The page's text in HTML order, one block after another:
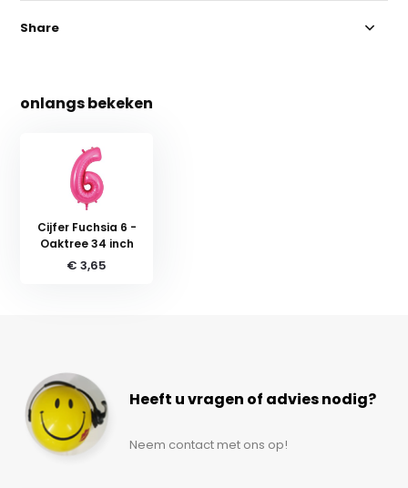
Share
onlangs bekeken
Cijfer Fuchsia 6 -
Oaktree 34 inch
€ 3,65
Heeft u vragen of advies nodig?
Neem contact met ons op!